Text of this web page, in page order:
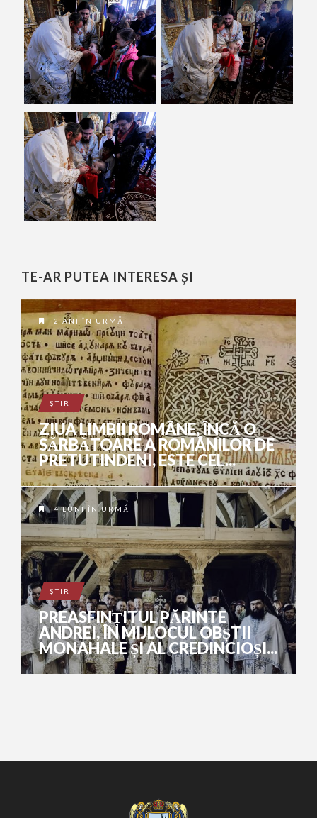
TE-AR PUTEA INTERESA ȘI
2 ANI ÎN URMĂ
ŞTIRI
ZIUA LIMBII ROMÂNE, ÎNCĂ O
SĂRBĂTOARE A ROMÂNILOR DE
PRETUTINDENI, ESTE CEL...
4 LUNI ÎN URMĂ
ŞTIRI
PREASFINȚITUL PĂRINTE
ANDREI, ÎN MIJLOCUL OBȘTII
MONAHALE ȘI AL CREDINCIOȘI...